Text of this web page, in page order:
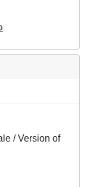
/ Version of